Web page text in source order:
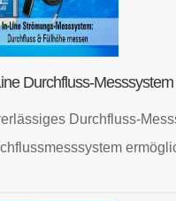
Durchfluss-
Durchfluss-